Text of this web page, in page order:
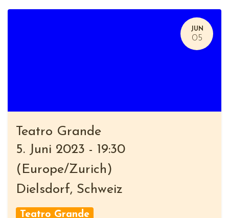
JUN
05
Teatro Grande
5. Juni 2023 - 19:30
( Europe/Zurich )
Dielsdorf, Schweiz
Teatro Grande